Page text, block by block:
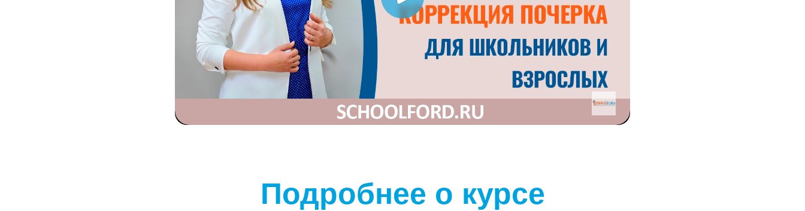
Подробнее о курсе